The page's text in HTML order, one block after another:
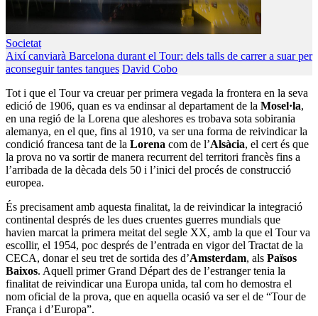
Societat
Així canviarà Barcelona durant el Tour: dels talls de carrer a suar per
aconseguir tantes tanques David Cobo
Tot i que el Tour va creuar per primera vegada la frontera en la seva
edició de 1906, quan es va endinsar al departament de la Mosel·la,
en una regió de la Lorena que aleshores es trobava sota sobirania
alemanya, en el que, fins al 1910, va ser una forma de reivindicar la
condició francesa tant de la Lorena com de l’Alsàcia, el cert és que
la prova no va sortir de manera recurrent del territori francès fins a
l’arribada de la dècada dels 50 i l’inici del procés de construcció
europea.
És precisament amb aquesta finalitat, la de reivindicar la integració
continental després de les dues cruentes guerres mundials que
havien marcat la primera meitat del segle XX, amb la que el Tour va
escollir, el 1954, poc després de l’entrada en vigor del Tractat de la
CECA, donar el seu tret de sortida des d’Amsterdam, als Països
Baixos. Aquell primer Grand Départ des de l’estranger tenia la
finalitat de reivindicar una Europa unida, tal com ho demostra el
nom oficial de la prova, que en aquella ocasió va ser el de “Tour de
França i d’Europa”.